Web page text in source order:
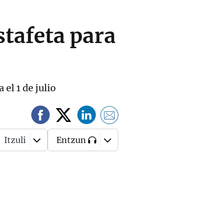
para
el 1 de julio
Itzuli Entzun